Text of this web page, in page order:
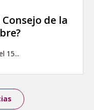
de la
15...